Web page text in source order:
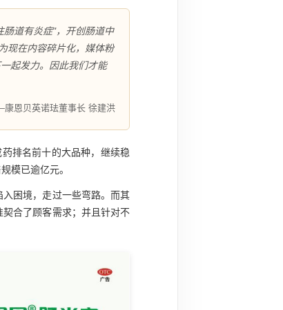
肠道有炎症"，开创肠道中
现在内容碎片化，媒体粉
起发力。因此我们才能
恩贝英诺珐董事长 徐建洪
排名前十的大品种，继续稳
模已逾亿元。
困境，走过一些弯路。而其
合了顾客需求；并且针对不